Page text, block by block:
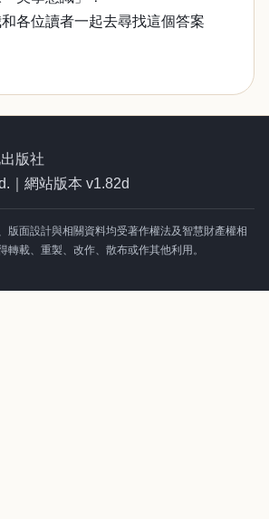
各位讀者一起去尋找這個答案
版社
｜網站版本 v1.82d
版面設計與相關資料均受著作權法及智慧財產權相
轉載、重製、改作、散布或作其他利用。